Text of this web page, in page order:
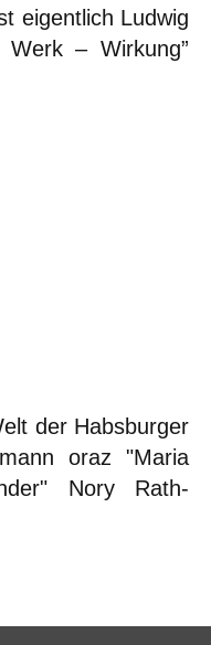
eigentlich Ludwig
– Wirkung”
der Habsburger
oraz "Maria
Nory Rath-